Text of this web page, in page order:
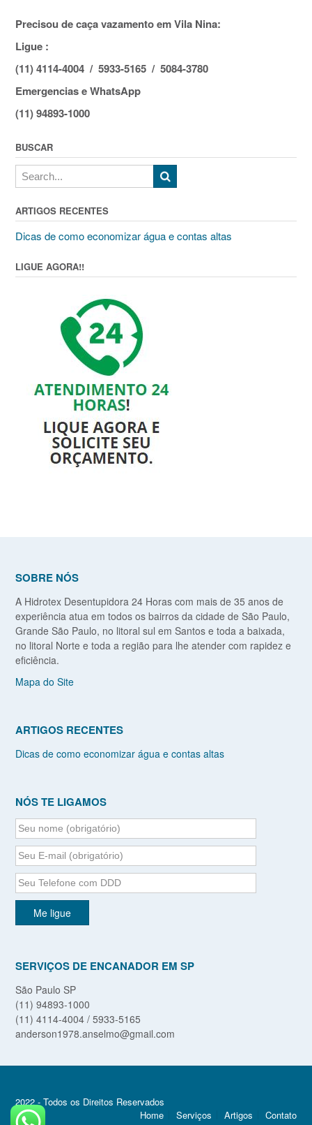
Precisou de caça vazamento em Vila Nina:
Ligue :
(11) 4114-4004 / 5933-5165 / 5084-3780
Emergencias e WhatsApp
(11) 94893-1000
BUSCAR
ARTIGOS RECENTES
Dicas de como economizar água e contas altas
LIGUE AGORA!!
SOBRE NÓS
A Hidrotex Desentupidora 24 Horas com mais de 35 anos de
experiência atua em todos os bairros da cidade de São Paulo,
Grande São Paulo, no litoral sul em Santos e toda a baixada,
no litoral Norte e toda a região para lhe atender com rapidez e
eficiência.
Mapa do Site
ARTIGOS RECENTES
Dicas de como economizar água e contas altas
NÓS TE LIGAMOS
SERVIÇOS DE ENCANADOR EM SP
São Paulo SP
(11) 94893-1000
(11) 4114-4004 / 5933-5165
anderson1978.anselmo@gmail.com
2022 - Todos os Direitos Reservados
Home
Serviços Artigos Contato